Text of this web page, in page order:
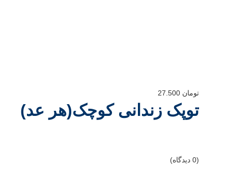
تومان
توپک زندانی کوچک(هر عد)
(0 دیدگاه)